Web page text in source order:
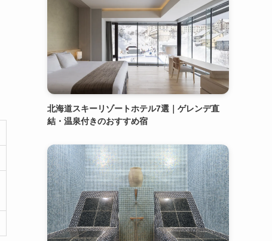
北海道スキーリゾートホテル7選｜ゲレンデ直
結・温泉付きのおすすめ宿